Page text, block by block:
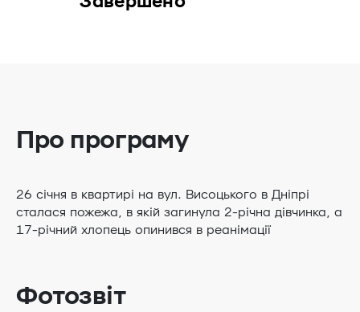
Про програму
26 січня в квартирі на вул. Висоцького в Дніпрі
сталася пожежа, в якій загинула 2-річна дівчинка, а
17-річний хлопець опинився в реанімації
Фотозвіт